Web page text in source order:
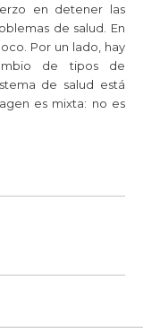
en detener las
de salud. En
Por un lado, hay
de tipos de
de salud está
es mixta: no es